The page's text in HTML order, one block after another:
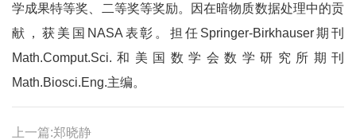
学成果特等奖、二等奖等奖励。因在暗物质数据处理中的贡
献，获美国NASA表彰。担任Springer-Birkhauser期刊
Math.Comput.Sci.和美国数学会数学研究所期刊
Math.Biosci.Eng.主编。
上一篇:郑晓静